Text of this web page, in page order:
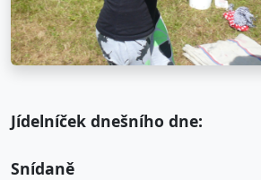
Jídelníček dnešního dne:
Snídaně